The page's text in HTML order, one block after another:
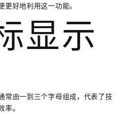
好地利用这一功能。
显示
常由一到三个字母组成，代表了技
。